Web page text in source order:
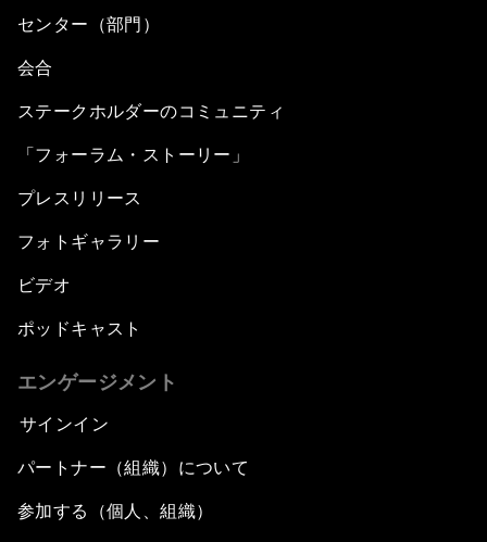
センター（部門）
会合
ステークホルダーのコミュニティ
「フォーラム・ストーリー」
プレスリリース
フォトギャラリー
ビデオ
ポッドキャスト
エンゲージメント
サインイン
パートナー（組織）について
参加する（個人、組織）